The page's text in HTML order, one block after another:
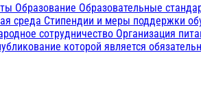
Образование Образовательные
среда Стипендии и меры поддержки
сотрудничество Организация
которой является